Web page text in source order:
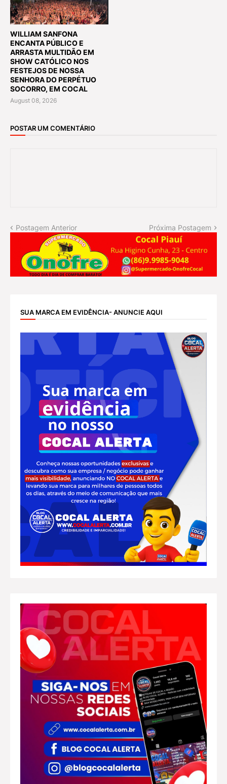
WILLIAM SANFONA
ENCANTA PÚBLICO E
ARRASTA MULTIDÃO EM
SHOW CATÓLICO NOS
FESTEJOS DE NOSSA
SENHORA DO PERPÉTUO
SOCORRO, EM COCAL
August 08, 2026
POSTAR UM COMENTÁRIO
Postagem Anterior Próxima Postagem
SUA MARCA EM EVIDÊNCIA- ANUNCIE AQUI